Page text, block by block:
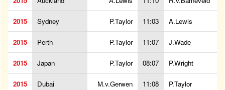
2015 Sydney P.Taylor 11:03 A.Lewis
2015 Perth P.Taylor 11:07 J.Wade
2015 Japan P.Taylor 08:07 P.Wright
2015 Dubai M.v.Gerwen 11:08 P.Taylor